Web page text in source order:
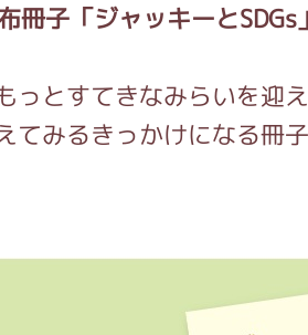
冊子「ジャッキーと
っとすてきなみらいを迎
てみるきっかけになる冊
っこう しょくいんしつ
っこう 家庭科部